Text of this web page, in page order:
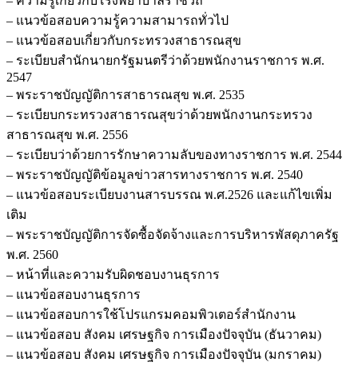
– แนวข้อสอบความรู้ความสามารถทั่วไป
– แนวข้อสอบเกี่ยวกับกระทรวงสาธารณสุข
– ระเบียบสำนักนายกรัฐมนตรีว่าด้วยพนักงานราชการ พ.ศ.
2547
– พระราชบัญญัติการสาธารณสุข พ.ศ. 2535
– ระเบียบกระทรวงสาธารณสุขว่าด้วยพนักงานกระทรวง
สาธารณสุข พ.ศ. 2556
– ระเบียบว่าด้วยการรักษาความลับของทางราชการ พ.ศ. 2544
– พระราชบัญญัติข้อมูลข่าวสารทางราชการ พ.ศ. 2540
– แนวข้อสอบระเบียบงานสารบรรณ พ.ศ.2526 และแก้ไขเพิ่ม
เติม
– พระราชบัญญัติการจัดซื้อจัดจ้างและการบริหารพัสดุภาครัฐ
พ.ศ. 2560
– หน้าที่และความรับผิดชอบงานธุรการ
– แนวข้อสอบงานธุรการ
– แนวข้อสอบการใช้โปรแกรมคอมพิวเตอร์สำนักงาน
– แนวข้อสอบ สังคม เศรษฐกิจ การเมืองปัจจุบัน (ธันวาคม)
– แนวข้อสอบ สังคม เศรษฐกิจ การเมืองปัจจุบัน (มกราคม)